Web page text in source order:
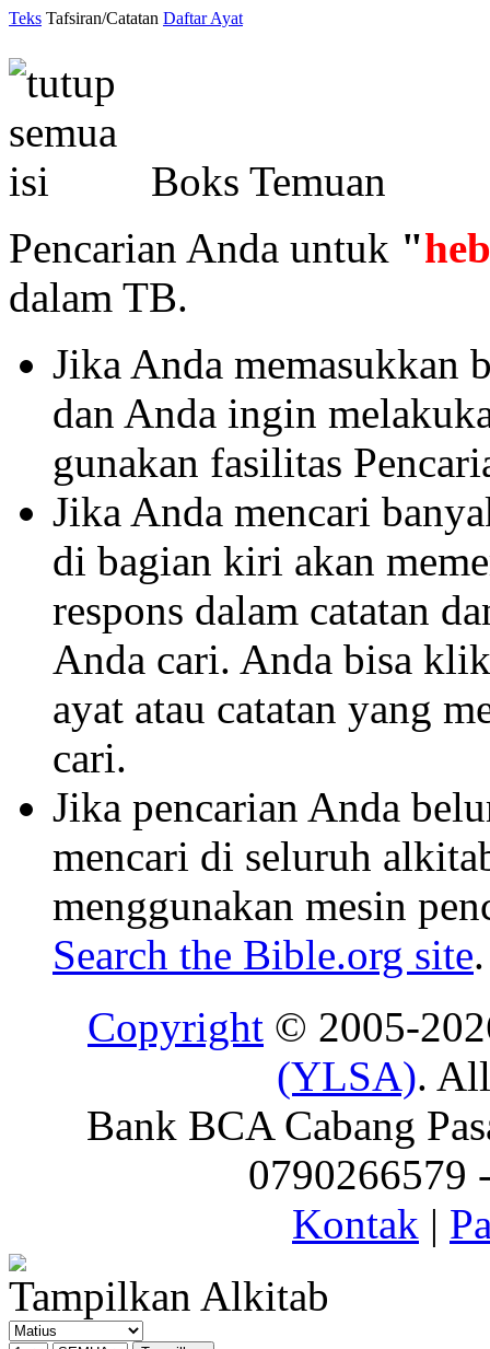
Teks Tafsiran/Catatan Daftar Ayat
Boks Temuan
Pencarian Anda untuk "
dalam TB.
Jika Anda memasukkan
dan Anda ingin
gunakan fasilitas
Jika Anda mencari
di bagian kiri akan
respons dalam catatan
Anda cari. Anda bisa
ayat atau catatan yang
cari.
Jika pencarian Anda
mencari di seluruh
menggunakan mesin
Search the Bible.org site.
Copyright © 2005-
(YLSA).
Bank BCA Cabang
0790266579
Kontak |
Tampilkan Alkitab